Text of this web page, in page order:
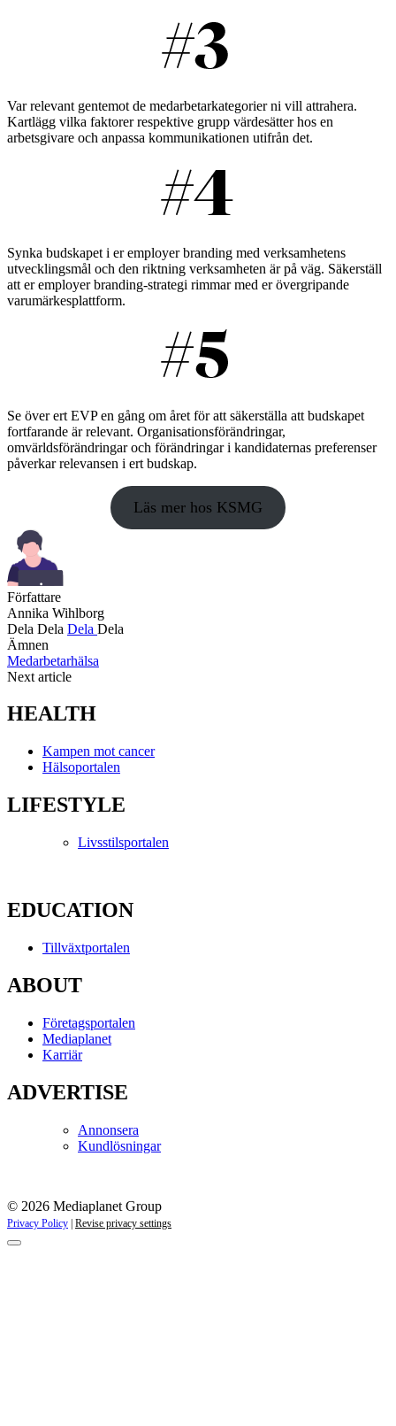
Var relevant gentemot de medarbetarkategorier ni vill attrahera.
Kartlägg vilka faktorer respektive grupp värdesätter hos en
arbetsgivare och anpassa kommunikationen utifrån det.
Synka budskapet i er employer branding med verksamhetens
utvecklingsmål och den riktning verksamheten är på väg. Säkerställ
att er employer branding-strategi rimmar med er övergripande
varumärkesplattform.
Se över ert EVP en gång om året för att säkerställa att budskapet
fortfarande är relevant. Organisationsförändringar,
omvärldsförändringar och förändringar i kandidaternas preferenser
påverkar relevansen i ert budskap.
Läs mer hos KSMG
Författare
Annika Wihlborg
Dela Dela Dela Dela
Ämnen
Medarbetarhälsa
Next article
HEALTH
Kampen mot cancer
Hälsoportalen
LIFESTYLE
Livsstilsportalen
EDUCATION
Tillväxtportalen
ABOUT
Företagsportalen
Mediaplanet
Karriär
ADVERTISE
Annonsera
Kundlösningar
© 2026 Mediaplanet Group
Privacy Policy | Revise privacy settings